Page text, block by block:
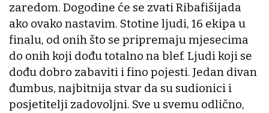
zaredom. Dogodine će se zvati Ribafišijada
ako ovako nastavim. Stotine ljudi, 16 ekipa u
finalu, od onih što se pripremaju mjesecima
do onih koji dođu totalno na blef. Ljudi koji se
dođu dobro zabaviti i fino pojesti. Jedan divan
đumbus, najbitnija stvar da su sudionici i
posjetitelji zadovoljni. Sve u svemu odlično,